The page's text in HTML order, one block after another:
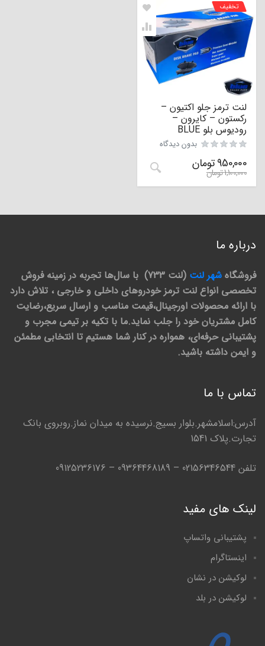
تخفیف
لنت ترمز جلو اکتیون –
رکستون – کایرون –
رودیوس بلو BLUE
بدون دیدگاه
950,000تومان
1,100,000تومان
درباره ما
فروشگاه شهر لنت
(لنت 733) با سال‌ها تجربه در زمینه فروش
تخصصی انواع لنت ترمز خودروهای داخلی و خارجی ، تلاش دارد
با ارائه محصولات اورجینال،قیمت مناسب و ارسال سریع،رضایت
کامل مشتریان خود را جلب نماید.ما با تکیه بر تیمی مجرب و
پشتیبانی حرفه‌ای، همواره در کنار شما هستیم تا انتخابی مطمئن
و ایمن داشته باشید.
تماس با ما
آدرس:اسلامشهر.بلوار بسیج.نرسیده به میدان نماز.روبروی بانک
تجارت.پلاک 1541
تلفن 02156346544 – 09364468189 – 09125236176
لینک های مفید
پشتیبانی واتساپ
اینستاگرام
لوکیشن در نشان
لوکیشن در بلد